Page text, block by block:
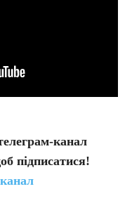
канал
підписатися!